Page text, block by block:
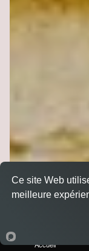
Accueil
Ce site Web
meilleure